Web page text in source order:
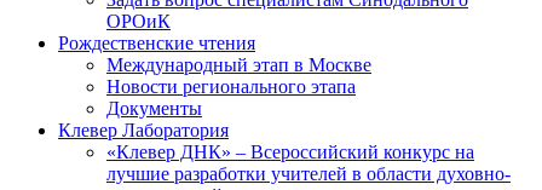
ОРОиК
Рождественские чтения
Международный этап в Москве
Новости регионального этапа
Документы
Клевер Лаборатория
«Клевер ДНК» – Всероссийский конкурс на
лучшие разработки учителей в области духовно-